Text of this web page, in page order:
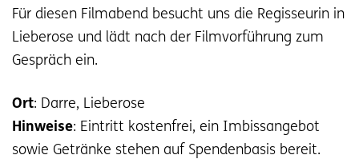
Für diesen Filmabend besucht uns die Regisseurin in
Lieberose und lädt nach der Filmvorführung zum
Gespräch ein.
Ort: Darre, Lieberose
Hinweise: Eintritt kostenfrei, ein Imbissangebot
sowie Getränke stehen auf Spendenbasis bereit.